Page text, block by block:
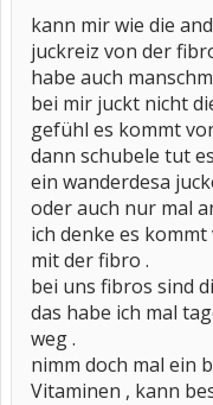
kann mir wie die
juckreiz von der
habe auch
bei mir juckt nicht
gefühl es kommt
dann schubele tut
ein wanderdesa
oder auch nur mal
ich denke es
mit der fibro .
bei uns fibros sind
das habe ich mal
weg .
nimm doch mal ein
Vitaminen , kann